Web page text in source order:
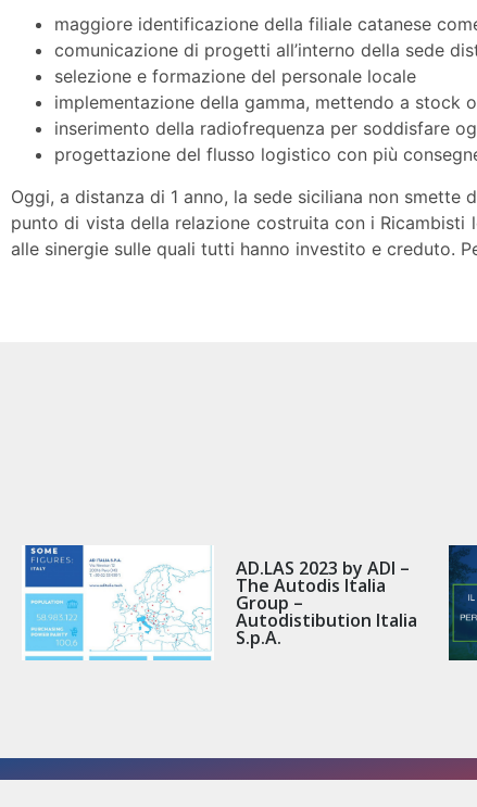
maggiore identificazione della filiale catanese
comunicazione di progetti all’interno della sede
selezione e formazione del personale locale
implementazione della gamma, mettendo a stock
inserimento della radiofrequenza per soddisfare
progettazione del flusso logistico con più
Oggi, a distanza di 1 anno, la sede siciliana non
punto di vista della relazione costruita con i
alle sinergie sulle quali tutti hanno investito e creduto.
AD.LAS 2023 by ADI –
The Autodis Italia
Group –
Autodistibution Italia
S.p.A.